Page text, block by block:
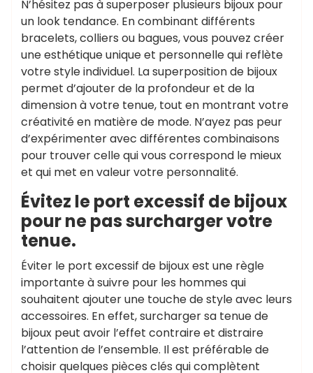
N’hésitez pas à superposer plusieurs bijoux pour
un look tendance. En combinant différents
bracelets, colliers ou bagues, vous pouvez créer
une esthétique unique et personnelle qui reflète
votre style individuel. La superposition de bijoux
permet d’ajouter de la profondeur et de la
dimension à votre tenue, tout en montrant votre
créativité en matière de mode. N’ayez pas peur
d’expérimenter avec différentes combinaisons
pour trouver celle qui vous correspond le mieux
et qui met en valeur votre personnalité.
Évitez le port excessif de bijoux
pour ne pas surcharger votre
tenue.
Éviter le port excessif de bijoux est une règle
importante à suivre pour les hommes qui
souhaitent ajouter une touche de style avec leurs
accessoires. En effet, surcharger sa tenue de
bijoux peut avoir l’effet contraire et distraire
l’attention de l’ensemble. Il est préférable de
choisir quelques pièces clés qui complètent